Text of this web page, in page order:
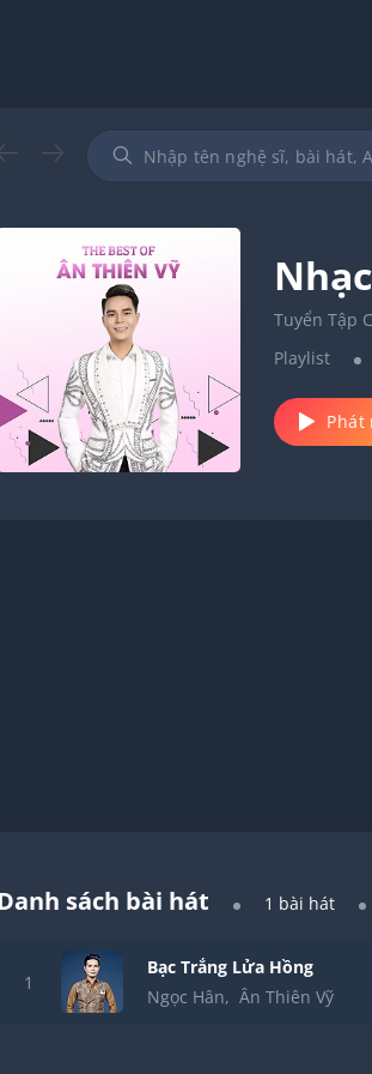
Tuyển Tập
Playlist
Phát
sách bài hát 1 bài hát
1
Bạc Trắng Lửa Hồng
Ngọc Hân, Ân Thiên Vỹ